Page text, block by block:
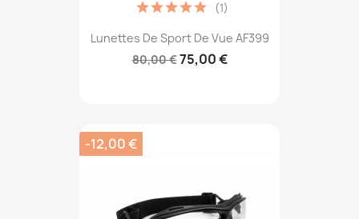
Lunettes De Sport De Vue AF399
80,00 €75,00 €
(1)
-12,00 €